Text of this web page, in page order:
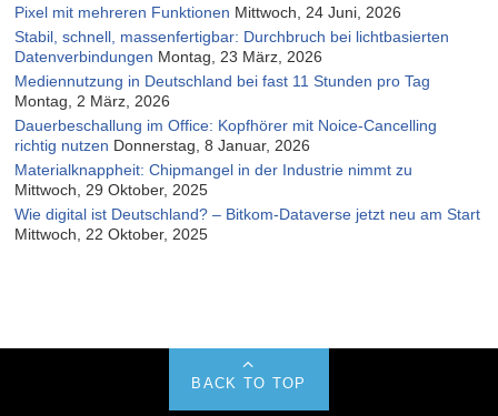
Pixel mit mehreren Funktionen Mittwoch, 24 Juni, 2026
Stabil, schnell, massenfertigbar: Durchbruch bei lichtbasierten
Datenverbindungen Montag, 23 März, 2026
Mediennutzung in Deutschland bei fast 11 Stunden pro Tag
Montag, 2 März, 2026
Dauerbeschallung im Office: Kopfhörer mit Noice-Cancelling
richtig nutzen Donnerstag, 8 Januar, 2026
Materialknappheit: Chipmangel in der Industrie nimmt zu
Mittwoch, 29 Oktober, 2025
Wie digital ist Deutschland? – Bitkom-Dataverse jetzt neu am Start
Mittwoch, 22 Oktober, 2025
BACK TO TOP